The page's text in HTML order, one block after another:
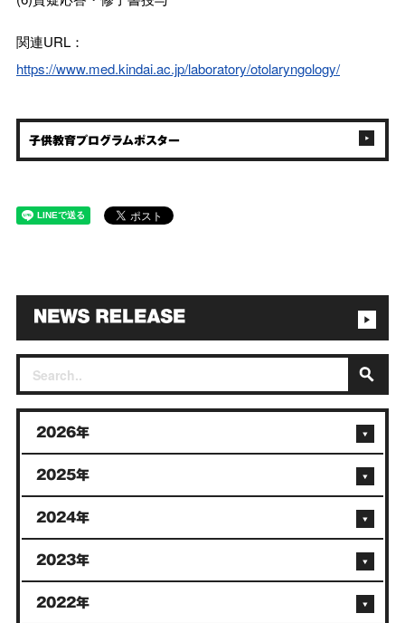
関連URL：
https://www.med.kindai.ac.jp/laboratory/otolaryngology/
子供教育プログラムポスター
2026年
2025年
2024年
2023年
2022年